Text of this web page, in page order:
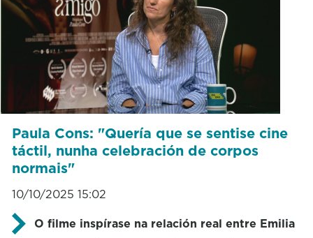
Paula Cons: "Quería que se sentise cine
táctil, nunha celebración de corpos
normais"
10/10/2025 15:02
O filme inspírase na relación real entre Emilia